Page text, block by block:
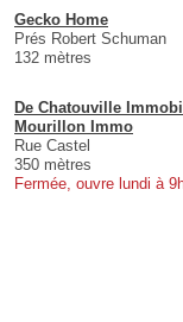
Gecko Home
Prés Robert Schuman
132 mètres
De Chatouville
Mourillon Immo
Rue Castel
350 mètres
Fermée, ouvre lundi à